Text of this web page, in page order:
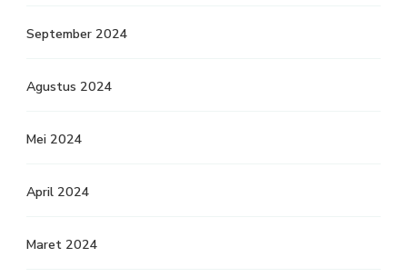
September 2024
Agustus 2024
Mei 2024
April 2024
Maret 2024